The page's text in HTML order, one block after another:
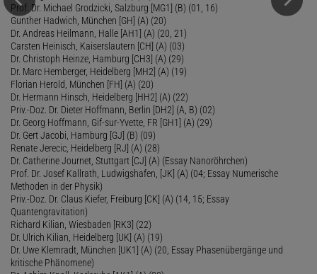
Prof. Dr. Michael Grodzicki, Salzburg [MG1] (B) (01, 16)
Gunther Hadwich, München [GH] (A) (20)
Dr. Andreas Heilmann, Halle [AH1] (A) (20, 21)
Carsten Heinisch, Kaiserslautern [CH] (A) (03)
Dr. Christoph Heinze, Hamburg [CH3] (A) (29)
Dr. Marc Hemberger, Heidelberg [MH2] (A) (19)
Florian Herold, München [FH] (A) (20)
Dr. Hermann Hinsch, Heidelberg [HH2] (A) (22)
Priv.-Doz. Dr. Dieter Hoffmann, Berlin [DH2] (A, B) (02)
Dr. Georg Hoffmann, Gif-sur-Yvette, FR [GH1] (A) (29)
Dr. Gert Jacobi, Hamburg [GJ] (B) (09)
Renate Jerecic, Heidelberg [RJ] (A) (28)
Dr. Catherine Journet, Stuttgart [CJ] (A) (Essay Nanoröhrchen)
Prof. Dr. Josef Kallrath, Ludwigshafen, [JK] (A) (04; Essay Numerische
Methoden in der Physik)
Priv.-Doz. Dr. Claus Kiefer, Freiburg [CK] (A) (14, 15; Essay
Quantengravitation)
Richard Kilian, Wiesbaden [RK3] (22)
Dr. Ulrich Kilian, Heidelberg [UK] (A) (19)
Dr. Uwe Klemradt, München [UK1] (A) (20, Essay Phasenübergänge und
kritische Phänomene)